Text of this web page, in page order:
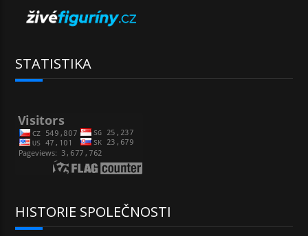
STATISTIKA
HISTORIE SPOLEČNOSTI